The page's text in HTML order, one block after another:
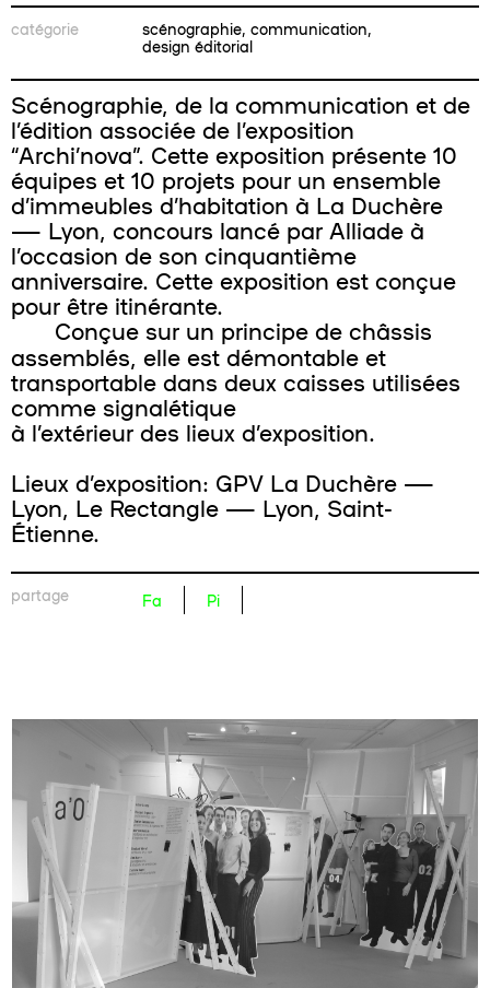
catégorie
scénographie, communication,
design éditorial
Scénographie, de la communication et de
l’édition associée de l’exposition
“Archi’nova”. Cette exposition présente 10
équipes et 10 projets pour un ensemble
d’immeubles d’habitation à La Duchère
— Lyon, concours lancé par Alliade à
l’occasion de son cinquantième
anniversaire. Cette exposition est conçue
pour être itinérante.
Conçue sur un principe de châssis
assemblés, elle est démontable et
transportable dans deux caisses utilisées
comme signalétique
à l’extérieur des lieux d’exposition.
Lieux d’exposition: GPV La Duchère —
Lyon, Le Rectangle — Lyon, Saint-
Étienne.
partage Fa Pi